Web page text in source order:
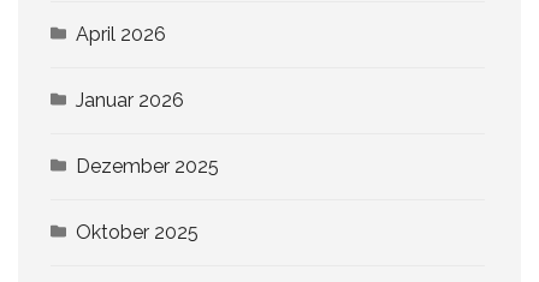
April 2026
Januar 2026
Dezember 2025
Oktober 2025